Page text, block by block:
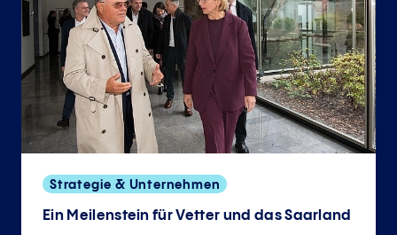
Strategie & Unternehmen
Ein Meilenstein für Vetter und das Saarland